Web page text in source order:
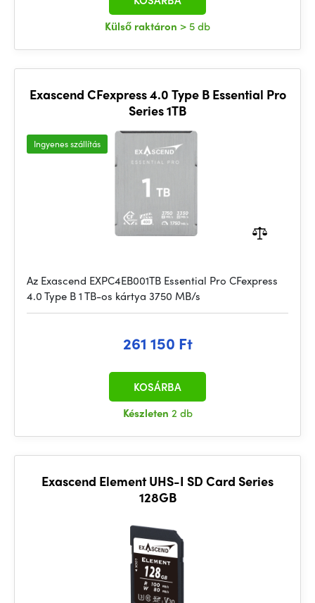
Külső raktáron > 5 db
Exascend CFexpress 4.0 Type B Essential Pro
Series 1TB
Ingyenes szállítás
Az Exascend EXPC4EB001TB Essential Pro CFexpress
4.0 Type B 1 TB-os kártya 3750 MB/s
261 150 Ft
Készleten 2 db
KOSÁRBA
Exascend Element UHS-I SD Card Series
128GB